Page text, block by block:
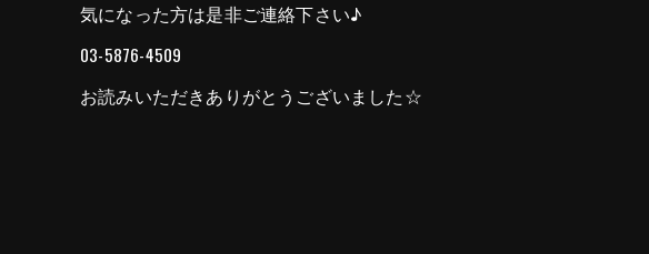
気になった方は是非ご連絡下さい♪
03-5876-4509
お読みいただきありがとうございました☆